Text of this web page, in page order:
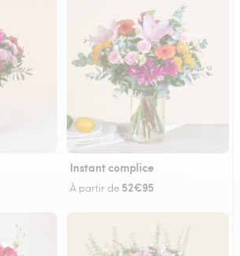
Instant complice
À partir de 52€95